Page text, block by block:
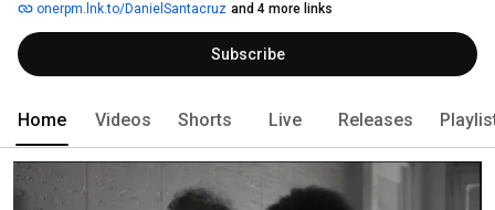
onerpm.lnk.to/DanielSantacruz and 4 more links
Subscribe
Home Videos Shorts Live Releases